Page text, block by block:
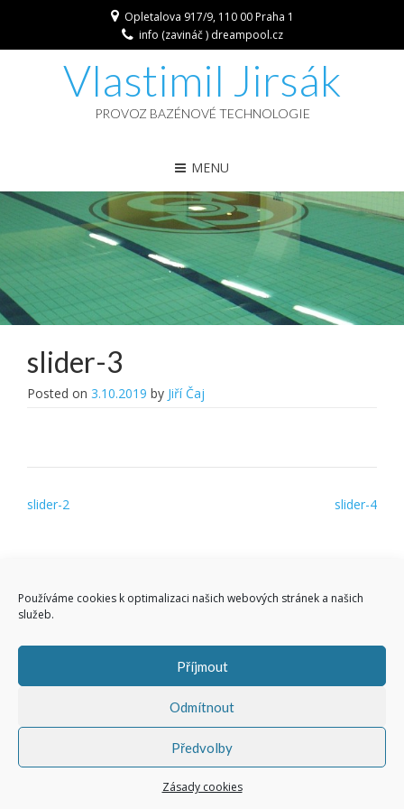
Používáme cookies k optimalizaci našich webových stránek a našich
služeb.
Příjmout
Odmítnout
Předvolby
Zásady cookies
Opletalova 917/9, 110 00 Praha 1
info (zavináč ) dreampool.cz
Vlastimil Jirsák
PROVOZ BAZÉNOVÉ TECHNOLOGIE
MENU
slider-3
Posted on 3.10.2019 by Jiří Čaj
Navigace
slider-2 slider-4